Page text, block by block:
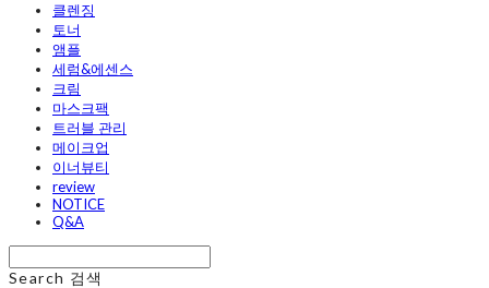
클렌징
토너
앰플
세럼&에센스
크림
마스크팩
트러블 관리
메이크업
이너뷰티
review
NOTICE
Q&A
Search 검색